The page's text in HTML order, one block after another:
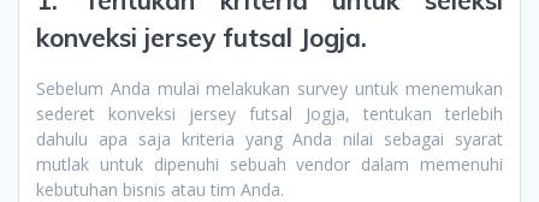
konveksi jersey futsal Jogja.
Sebelum Anda mulai melakukan survey untuk menemukan
sederet konveksi jersey futsal Jogja, tentukan terlebih
dahulu apa saja kriteria yang Anda nilai sebagai syarat
mutlak untuk dipenuhi sebuah vendor dalam memenuhi
kebutuhan bisnis atau tim Anda.